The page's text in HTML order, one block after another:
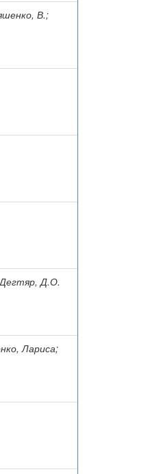
В.;
Дегтяр, Д.О.
Лариса;